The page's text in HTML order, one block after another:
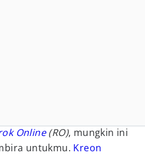
Online(RO), mungkin ini
untukmu. Kreon